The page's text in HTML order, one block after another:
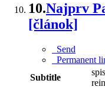
10.Najprv
[článok]
Send
Permanent
Subtitle